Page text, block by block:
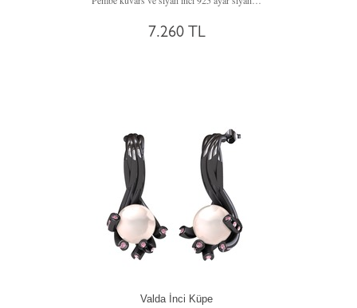
7.260 TL
Valda İnci Küpe